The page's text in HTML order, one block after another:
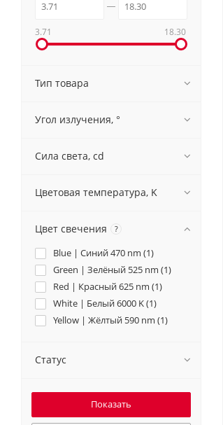
3.71 18.30
Тип товара
Угол излучения, °
Сила света, cd
Цветовая температура, K
Цвет свечения ?
Blue | Синий 470 nm (1)
Green | Зелёный 525 nm (1)
Red | Красный 625 nm (1)
White | Белый 6000 K (1)
Yellow | Жёлтый 590 nm (1)
Статус